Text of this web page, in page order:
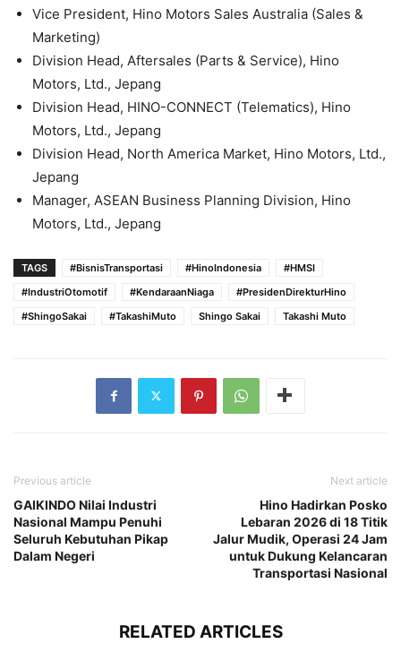
Vice President, Hino Motors Sales Australia (Sales &
Marketing)
Division Head, Aftersales (Parts & Service), Hino
Motors, Ltd., Jepang
Division Head, HINO-CONNECT (Telematics), Hino
Motors, Ltd., Jepang
Division Head, North America Market, Hino Motors, Ltd.,
Jepang
Manager, ASEAN Business Planning Division, Hino
Motors, Ltd., Jepang
TAGS #BisnisTransportasi #HinoIndonesia
#HMSI
#IndustriOtomotif
#KendaraanNiaga
#PresidenDirekturHino
#ShingoSakai
#TakashiMuto Shingo Sakai Takashi Muto
Previous article
GAIKINDO Nilai Industri
Nasional Mampu Penuhi
Seluruh Kebutuhan Pikap
Dalam Negeri
Next article
Hino Hadirkan Posko
Lebaran 2026 di 18 Titik
Jalur Mudik, Operasi 24 Jam
untuk Dukung Kelancaran
Transportasi Nasional
RELATED ARTICLES